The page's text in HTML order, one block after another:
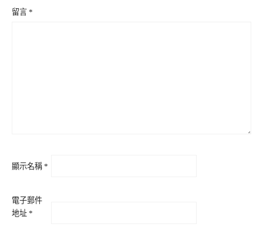
留言 *
顯示名稱 *
電子郵件
地址 *